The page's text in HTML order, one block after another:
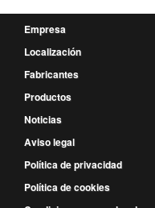
Empresa
Localización
Fabricantes
Productos
Noticias
Aviso legal
Política de privacidad
Política de cookies